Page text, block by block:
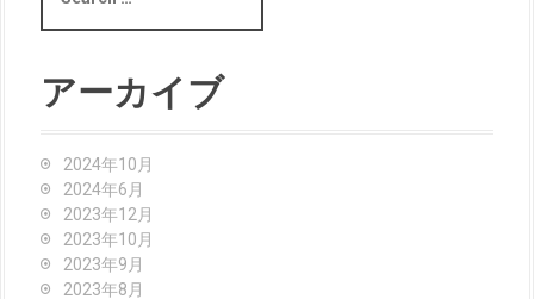
a
c
h
アーカイブ
2024年10月
2024年6月
2023年12月
2023年10月
2023年9月
2023年8月